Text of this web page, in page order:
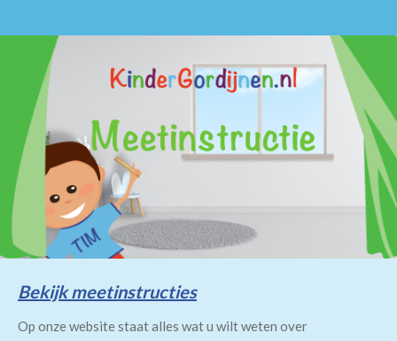
Bekijk meetinstructies
Op onze website staat alles wat u wilt weten over